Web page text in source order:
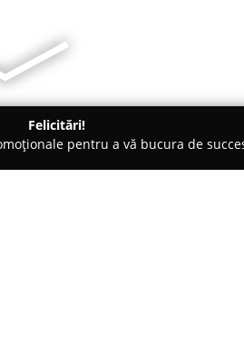
Felicitări!
pentru a vă bucura de